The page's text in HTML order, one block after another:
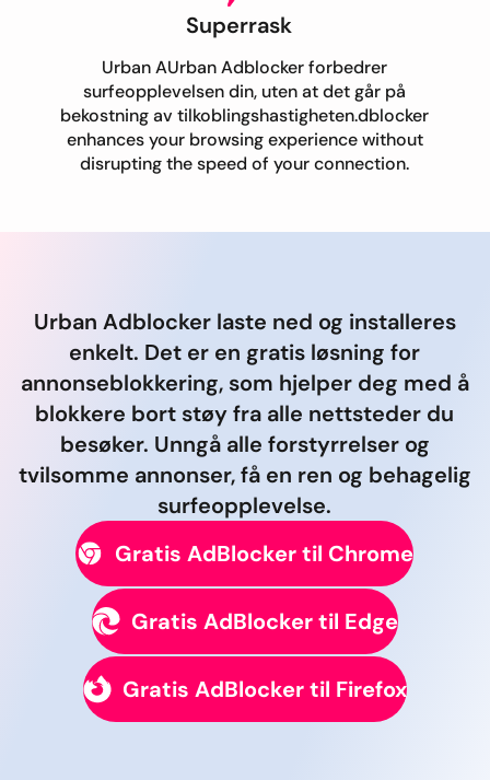
Superrask
Urban AUrban Adblocker forbedrer
surfeopplevelsen din, uten at det går på
bekostning av tilkoblingshastigheten.dblocker
enhances your browsing experience without
disrupting the speed of your connection.
Urban Adblocker laste ned og installeres
enkelt. Det er en gratis løsning for
annonseblokkering, som hjelper deg med å
blokkere bort støy fra alle nettsteder du
besøker. Unngå alle forstyrrelser og
tvilsomme annonser, få en ren og behagelig
surfeopplevelse.
Gratis AdBlocker til Chrome
Gratis AdBlocker til Edge
Gratis AdBlocker til Firefox